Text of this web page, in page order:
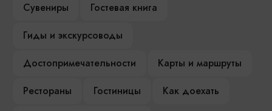
Сувениры
Гостевая книга
Гиды и экскурсоводы
Достопримечательности
Карты и маршруты
Рестораны
Гостиницы
Как доехать